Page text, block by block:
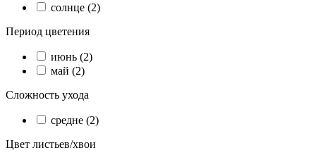
солнце (2)
Период цветения
июнь (2)
май (2)
Сложность ухода
средне (2)
Цвет листьев/хвои